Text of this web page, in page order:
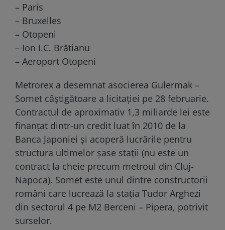
– Paris
– Bruxelles
– Otopeni
– Ion I.C. Brătianu
– Aeroport Otopeni
Metrorex a desemnat asocierea Gulermak –
Somet câștigătoare a licitației pe 28 februarie.
Contractul de aproximativ 1,3 miliarde lei este
finanțat dintr-un credit luat în 2010 de la
Banca Japoniei și acoperă lucrările pentru
structura ultimelor șase stații (nu este un
contract la cheie precum metroul din Cluj-
Napoca). Somet este unul dintre constructorii
români care lucrează la stația Tudor Arghezi
din sectorul 4 pe M2 Berceni – Pipera, potrivit
surselor.